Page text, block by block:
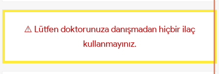
⚠️ Lütfen doktorunuza danışmadan hiçbir ilaç
kullanmayınız.